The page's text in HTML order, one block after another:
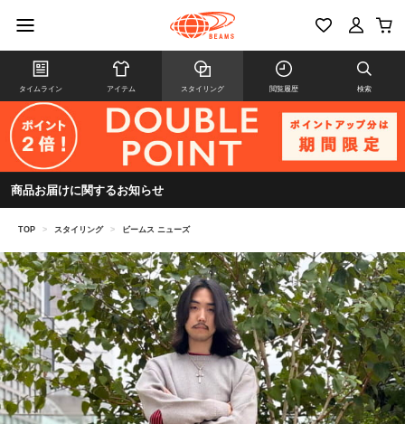
タイムライン アイテム スタイリング 閲覧履歴 検索
商品お届けに関するお知らせ
TOP > スタイリング > ビームス ニューズ